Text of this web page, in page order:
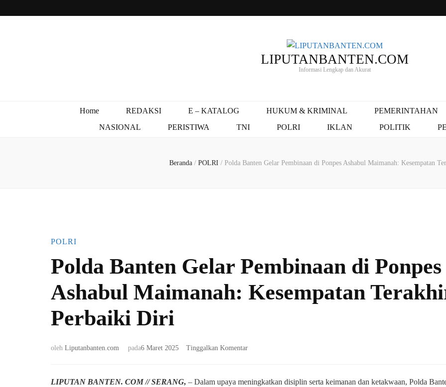
LIPUTANBANTEN.COM
Informasi Lengkap dan Akurat
Home REDAKSI E – KATALOG HUKUM & KRIMINAL
PEMERINTAHAN
NASIONAL
PERISTIWA TNI POLRI IKLAN POLITIK
Beranda / POLRI / Polda Banten Gelar Pembinaan di Ponpes Ashabul Maimanah: Kesempatan
POLRI
Polda Banten Gelar Pembinaan di Ponpes
Ashabul Maimanah: Kesempatan
Perbaiki Diri
oleh Liputanbanten.com pada6 Maret 2025 Tinggalkan Komentarpada
Gelar
LIPUTAN BANTEN. COM // SERANG, – Dalam upaya meningkatkan disiplin serta keimanan dan ketakwaan, Polda